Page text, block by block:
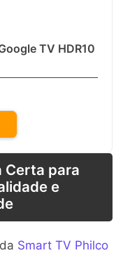
TV HDR10
Certa para
e
Smart TV Philco